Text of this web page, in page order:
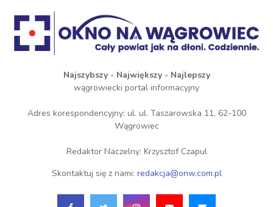
Najszybszy - Największy - Najlepszy
wągrowiecki portal informacyjny
Adres korespondencyjny: ul. ul. Taszarowska 11, 62-100
Wągrowiec
Redaktor Naczelny: Krzysztof Czapul
Skontaktuj się z nami: redakcja@onw.com.pl